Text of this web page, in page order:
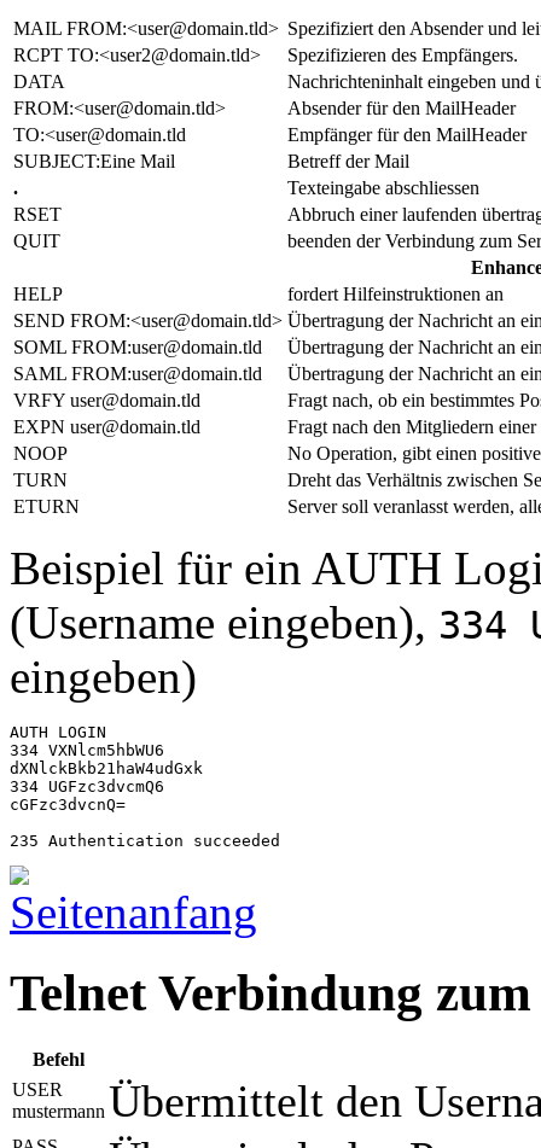
MAIL FROM:<user@domain.tld> Spezifiziert den Absender und
RCPT TO:<user2@domain.tld>
Spezifizieren des Empfängers.
DATA
Nachrichteninhalt eingeben und
FROM:<user@domain.tld>
Absender für den MailHeader
TO:<user@domain.tld
Empfänger für den MailHeader
SUBJECT:Eine Mail
Betreff der Mail
.
Texteingabe abschliessen
RSET
Abbruch einer laufenden
QUIT
beenden der Verbindung zum
HELP
fordert Hilfeinstruktionen an
SEND FROM:<user@domain.tld> Übertragung der Nachricht an
SOML FROM:user@domain.tld
Übertragung der Nachricht an
SAML FROM:user@domain.tld
Übertragung der Nachricht an
VRFY user@domain.tld
Fragt nach, ob ein bestimmtes
EXPN user@domain.tld
Fragt nach den Mitgliedern
NOOP
No Operation, gibt einen
TURN
Dreht das Verhältnis zwischen
ETURN
Server soll veranlasst werden,
Beispiel für ein AUTH
(Username eingeben), 334
eingeben)
AUTH LOGIN
334 VXNlcm5hbWU6
dXNlckBkb21haW4udGxk
334 UGFzc3dvcmQ6
cGFzc3dvcnQ=
235 Authentication succeeded
Telnet Verbindung
Befehl
USER
mustermann Übermittelt den